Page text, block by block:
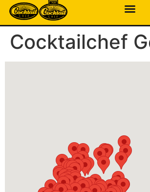
Cocktailchef